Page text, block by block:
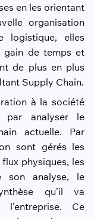
en les orientant
organisation
logistique, elles
gain de temps et
de plus en plus
Supply Chain.
à la société
par analyser le
actuelle. Par
sont gérés les
physiques, les
son analyse, le
qu’il va
Ce